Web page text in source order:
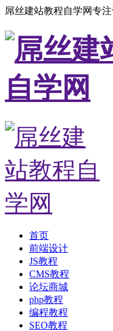
屌丝建站教程自学网专
首页
前端设计
JS教程
CMS教程
论坛商城
php教程
编程教程
SEO教程